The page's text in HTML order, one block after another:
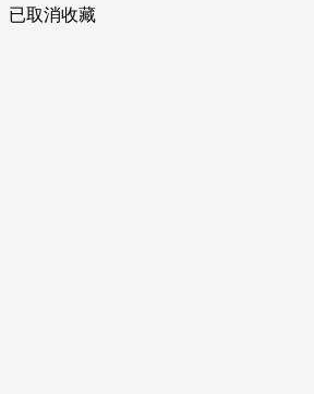
已取消收藏